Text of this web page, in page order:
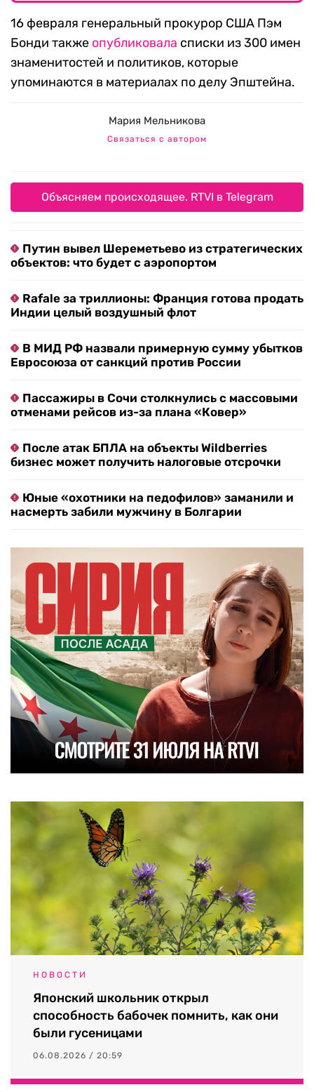
16 февраля генеральный прокурор США Пэм
Бонди также опубликовала списки из 300 имен
знаменитостей и политиков, которые
упоминаются в материалах по делу Эпштейна.
Мария Мельникова
Связаться с автором
Объясняем происходящее. RTVI в Telegram
Путин вывел Шереметьево из стратегических
объектов: что будет с аэропортом
Rafale за триллионы: Франция готова продать
Индии целый воздушный флот
В МИД РФ назвали примерную сумму убытков
Евросоюза от санкций против России
Пассажиры в Сочи столкнулись с массовыми
отменами рейсов из-за плана «Ковер»
После атак БПЛА на объекты Wildberries
бизнес может получить налоговые отсрочки
Юные «охотники на педофилов» заманили и
насмерть забили мужчину в Болгарии
НОВОСТИ
Японский школьник открыл
способность бабочек помнить, как они
были гусеницами
06.08.2026 / 20:59